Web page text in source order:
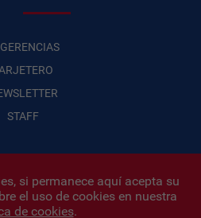
STAFF
S.A. · CUIT: 30710438486 |
si permanece aquí acepta su
el uso de cookies en nuestra
de cookies.